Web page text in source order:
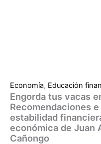
Economía, Educación
Engorda tus vacas
Recomendaciones
estabilidad
económica de Juan
Cañongo